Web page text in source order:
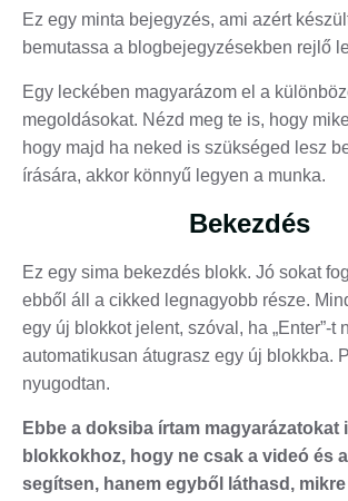
Ez egy minta bejegyzés, ami azért
bemutassa a blogbejegyzésekben rejlő
Egy leckében magyarázom el a
megoldásokat. Nézd meg te is, hogy
hogy majd ha neked is szükséged lesz
írására, akkor könnyű legyen a munka.
Bekezdés
Ez egy sima bekezdés blokk. Jó sokat
ebből áll a cikked legnagyobb része.
egy új blokkot jelent, szóval, ha „Enter”-t
automatikusan átugrasz egy új blokkba.
nyugodtan.
Ebbe a doksiba írtam magyarázatokat
blokkokhoz, hogy ne csak a videó és
segítsen, hanem egyből láthasd,